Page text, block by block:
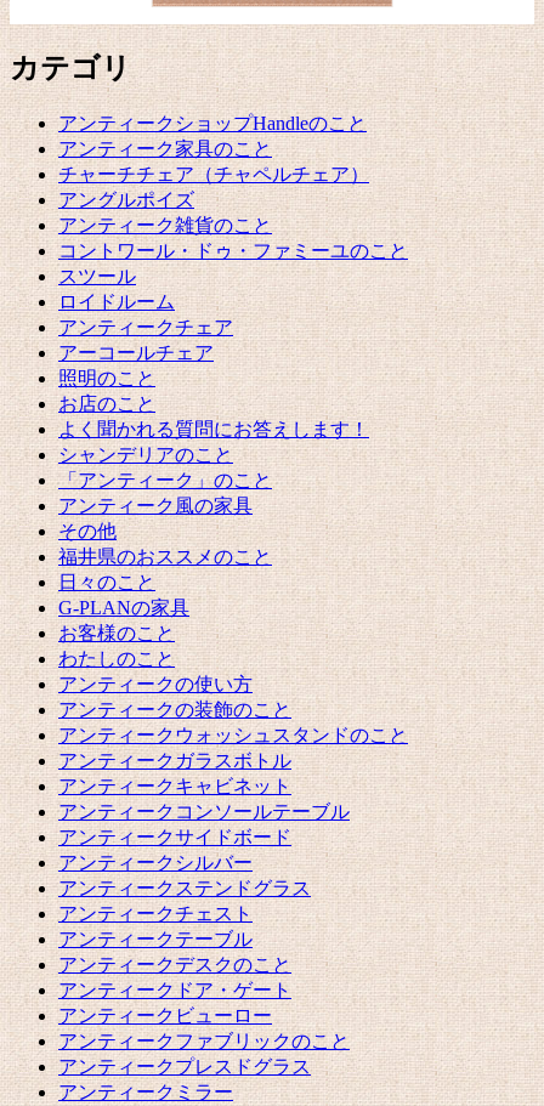
カテゴリ
アンティークショップHandleのこと
アンティーク家具のこと
チャーチチェア（チャペルチェア）
アングルポイズ
アンティーク雑貨のこと
コントワール・ドゥ・ファミーユのこと
スツール
ロイドルーム
アンティークチェア
アーコールチェア
照明のこと
お店のこと
よく聞かれる質問にお答えします！
シャンデリアのこと
「アンティーク」のこと
アンティーク風の家具
その他
福井県のおススメのこと
日々のこと
G-PLANの家具
お客様のこと
わたしのこと
アンティークの使い方
アンティークの装飾のこと
アンティークウォッシュスタンドのこと
アンティークガラスボトル
アンティークキャビネット
アンティークコンソールテーブル
アンティークサイドボード
アンティークシルバー
アンティークステンドグラス
アンティークチェスト
アンティークテーブル
アンティークデスクのこと
アンティークドア・ゲート
アンティークビューロー
アンティークファブリックのこと
アンティークプレスドグラス
アンティークミラー